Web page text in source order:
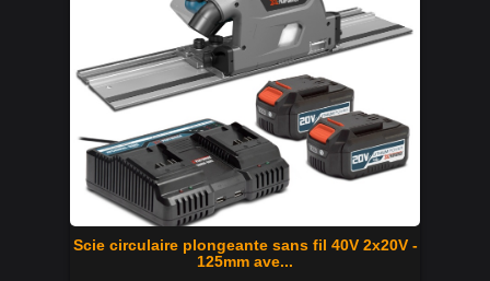
Scie circulaire plongeante sans fil 40V 2x20V -
125mm ave...